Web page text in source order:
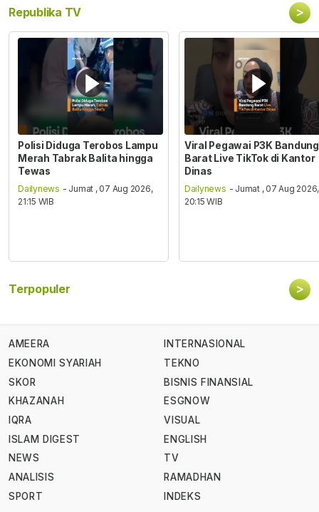
Republika TV >
Polisi Diduga Terobos Lampu
Merah Tabrak Balita hingga
Tewas
Dailynews - Jumat , 07 Aug 2026,
21:15 WIB
Viral Pegawai P3K Bandung
Barat Live TikTok di Kantor
Dinas
Dailynews - Jumat , 07 Aug 2026,
20:15 WIB
Terpopuler >
AMEERA
EKONOMI SYARIAH
SKOR
KHAZANAH
IQRA
ISLAM DIGEST
NEWS
ANALISIS
SPORT
INTERNASIONAL
TEKNO
BISNIS FINANSIAL
ESGNOW
VISUAL
ENGLISH
TV
RAMADHAN
INDEKS